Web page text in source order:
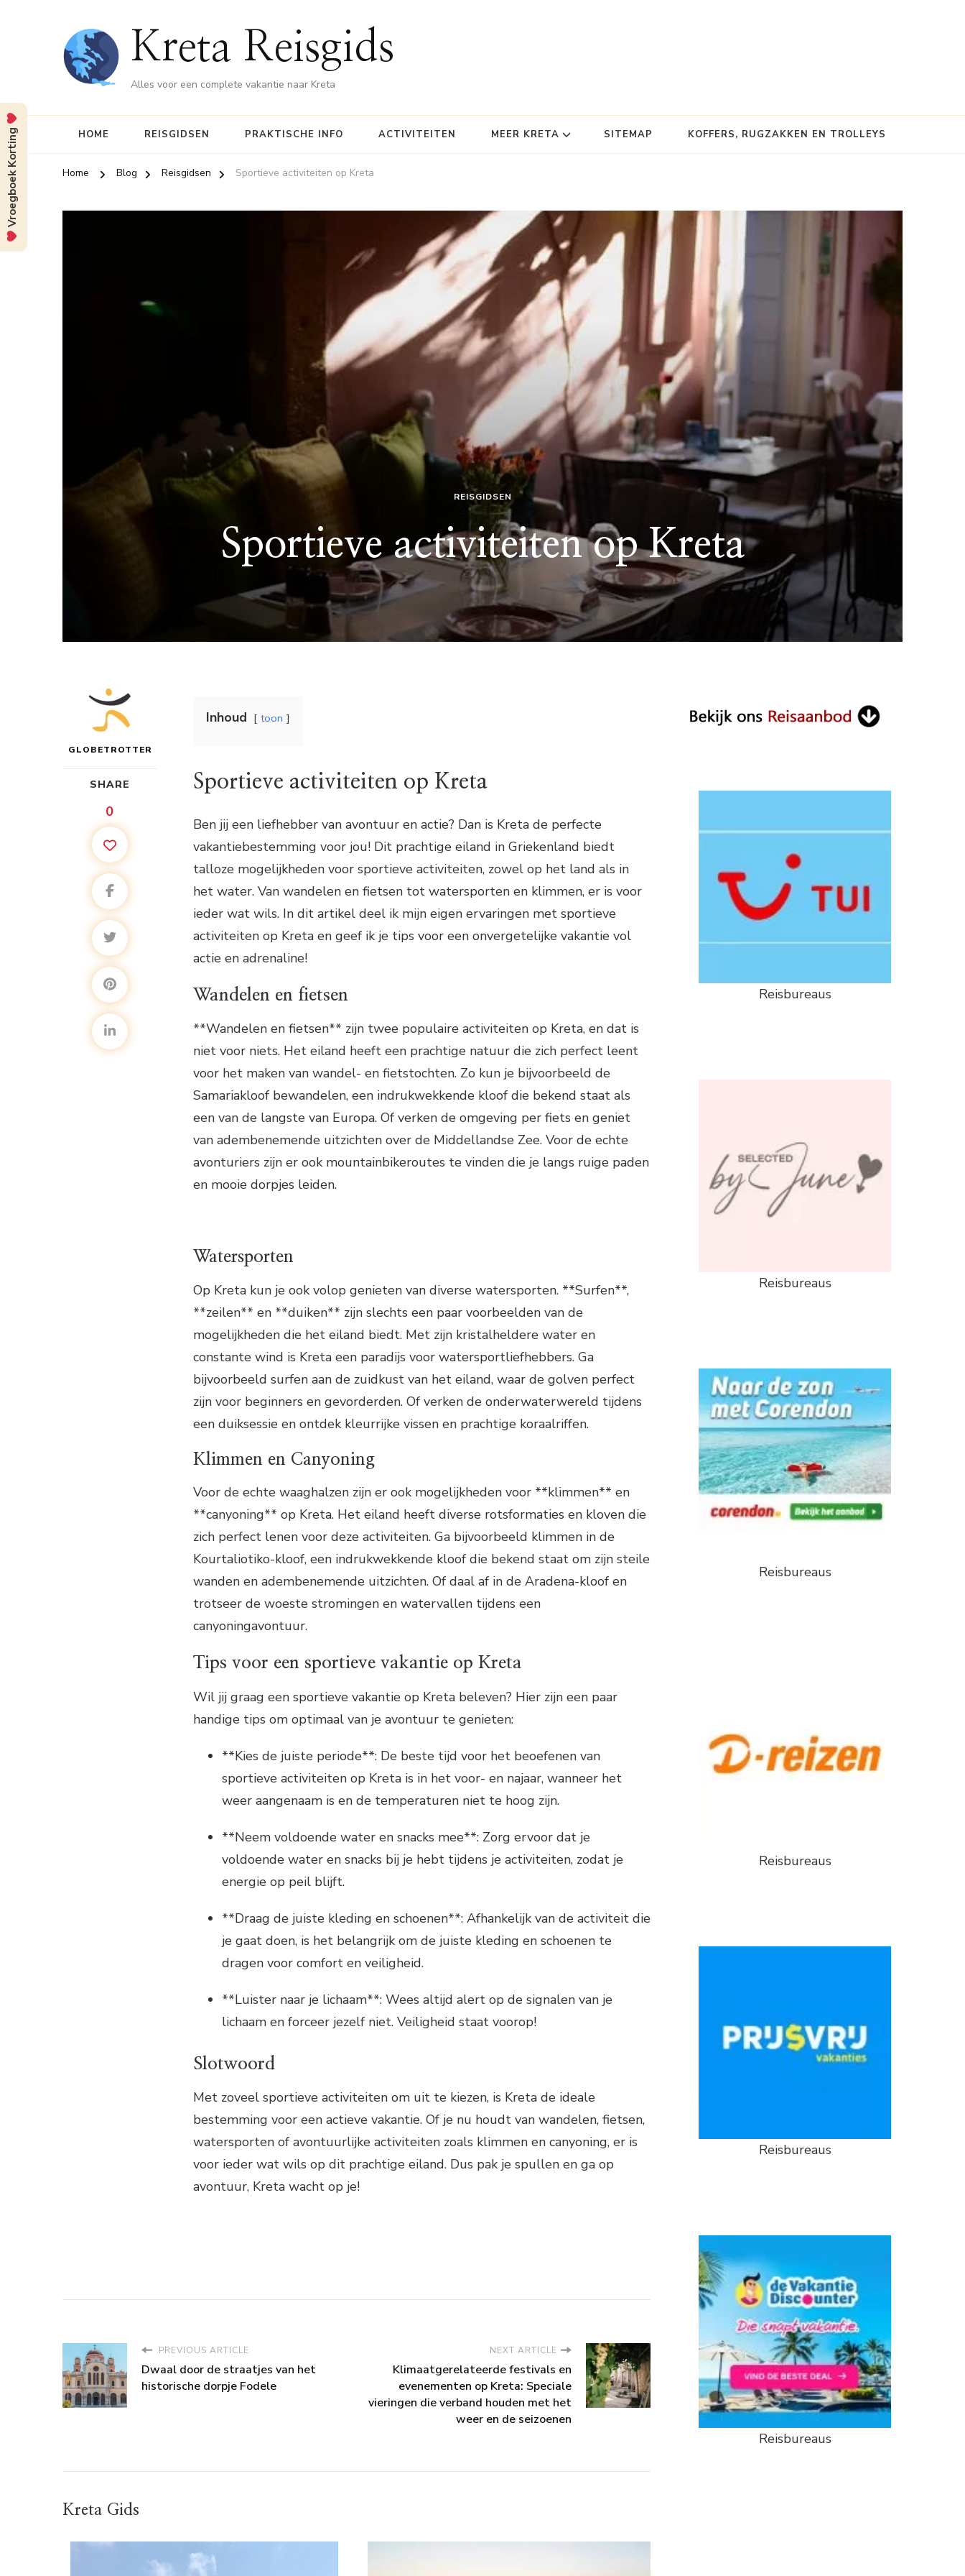
Kreta Reisgids
Alles voor een complete vakantie naar Kreta
HOME REISGIDSEN PRAKTISCHE INFO ACTIVITEITEN MEER KRETA SITEMAP KOFFERS, RUGZAKKEN EN TROLLEYS
Home Blog Reisgidsen Sportieve activiteiten op Kreta
REISGIDSEN
Sportieve activiteiten op Kreta
GLOBETROTTER
SHARE
0
Inhoud toon
Sportieve activiteiten op Kreta
Ben jij een liefhebber van avontuur en actie? Dan is Kreta de perfecte
vakantiebestemming voor jou! Dit prachtige eiland in Griekenland biedt
talloze mogelijkheden voor sportieve activiteiten, zowel op het land als in
het water. Van wandelen en fietsen tot watersporten en klimmen, er is voor
ieder wat wils. In dit artikel deel ik mijn eigen ervaringen met sportieve
activiteiten op Kreta en geef ik je tips voor een onvergetelijke vakantie vol
actie en adrenaline!
Wandelen en fietsen
**Wandelen en fietsen** zijn twee populaire activiteiten op Kreta, en dat is
niet voor niets. Het eiland heeft een prachtige natuur die zich perfect leent
voor het maken van wandel- en fietstochten. Zo kun je bijvoorbeeld de
Samariakloof bewandelen, een indrukwekkende kloof die bekend staat als
een van de langste van Europa. Of verken de omgeving per fiets en geniet
van adembenemende uitzichten over de Middellandse Zee. Voor de echte
avonturiers zijn er ook mountainbikeroutes te vinden die je langs ruige paden
en mooie dorpjes leiden.
Watersporten
Op Kreta kun je ook volop genieten van diverse watersporten. **Surfen**,
**zeilen** en **duiken** zijn slechts een paar voorbeelden van de
mogelijkheden die het eiland biedt. Met zijn kristalheldere water en
constante wind is Kreta een paradijs voor watersportliefhebbers. Ga
bijvoorbeeld surfen aan de zuidkust van het eiland, waar de golven perfect
zijn voor beginners en gevorderden. Of verken de onderwaterwereld tijdens
een duiksessie en ontdek kleurrijke vissen en prachtige koraalriffen.
Klimmen en Canyoning
Voor de echte waaghalzen zijn er ook mogelijkheden voor **klimmen** en
**canyoning** op Kreta. Het eiland heeft diverse rotsformaties en kloven die
zich perfect lenen voor deze activiteiten. Ga bijvoorbeeld klimmen in de
Kourtaliotiko-kloof, een indrukwekkende kloof die bekend staat om zijn steile
wanden en adembenemende uitzichten. Of daal af in de Aradena-kloof en
trotseer de woeste stromingen en watervallen tijdens een
canyoningavontuur.
Tips voor een sportieve vakantie op Kreta
Wil jij graag een sportieve vakantie op Kreta beleven? Hier zijn een paar
handige tips om optimaal van je avontuur te genieten:
**Kies de juiste periode**: De beste tijd voor het beoefenen van
sportieve activiteiten op Kreta is in het voor- en najaar, wanneer het
weer aangenaam is en de temperaturen niet te hoog zijn.
**Neem voldoende water en snacks mee**: Zorg ervoor dat je
voldoende water en snacks bij je hebt tijdens je activiteiten, zodat je
energie op peil blijft.
**Draag de juiste kleding en schoenen**: Afhankelijk van de activiteit die
je gaat doen, is het belangrijk om de juiste kleding en schoenen te
dragen voor comfort en veiligheid.
**Luister naar je lichaam**: Wees altijd alert op de signalen van je
lichaam en forceer jezelf niet. Veiligheid staat voorop!
Slotwoord
Met zoveel sportieve activiteiten om uit te kiezen, is Kreta de ideale
bestemming voor een actieve vakantie. Of je nu houdt van wandelen, fietsen,
watersporten of avontuurlijke activiteiten zoals klimmen en canyoning, er is
voor ieder wat wils op dit prachtige eiland. Dus pak je spullen en ga op
avontuur, Kreta wacht op je!
PREVIOUS ARTICLE
Dwaal door de straatjes van het
historische dorpje Fodele
NEXT ARTICLE
Klimaatgerelateerde festivals en
evenementen op Kreta: Speciale
vieringen die verband houden met het
weer en de seizoenen
Kreta Gids
Reisbureaus
Reisbureaus
Reisbureaus
Reisbureaus
Reisbureaus
Reisbureaus
Vroegboek Korting